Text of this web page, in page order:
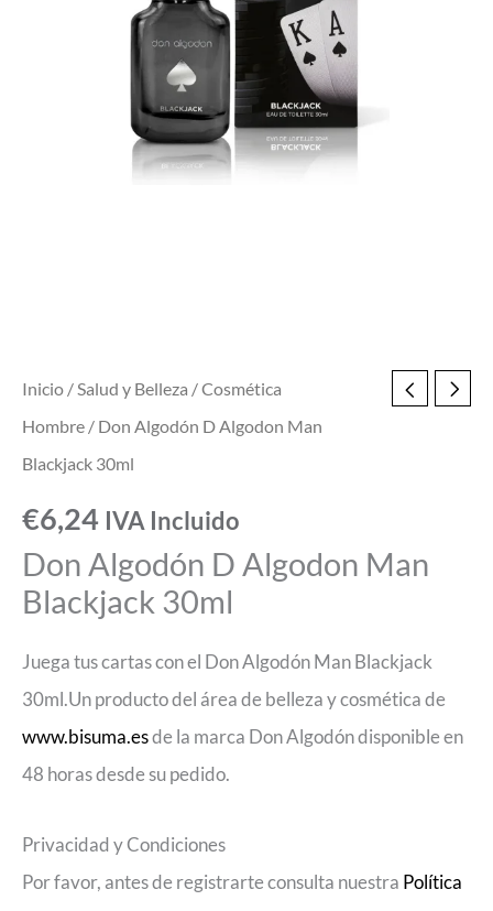
Inicio /Salud y Belleza /Cosmética
Hombre / Don Algodón D Algodon Man
Blackjack 30ml
€6,24 IVA Incluido
Don Algodón D Algodon Man
Blackjack 30ml
Juega tus cartas con el Don Algodón Man Blackjack
30ml.Un producto del área de belleza y cosmética de
www.bisuma.esde la marca Don Algodón disponible en
48 horas desde su pedido.
Privacidad y Condiciones
Por favor, antes de registrarte consulta nuestra Política